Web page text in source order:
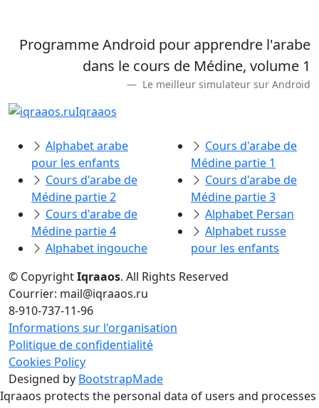
Programme Android pour apprendre l'arabe
dans le cours de Médine, volume 1
Le meilleur simulateur sur Android
Iqraaos
Alphabet arabe
pour les enfants
Cours d'arabe de
Médine partie 2
Cours d'arabe de
Médine partie 4
Alphabet ingouche
Cours d'arabe de
Médine partie 1
Cours d'arabe de
Médine partie 3
Alphabet Persan
Alphabet russe
pour les enfants
© CopyrightIqraaos. All Rights Reserved
Courrier: mail@iqraaos.ru
8-910-737-11-96
Informations sur l'organisation
Politique de confidentialité
Cookies Policy
Designed by BootstrapMade
Iqraaos protects the personal data of users and processes